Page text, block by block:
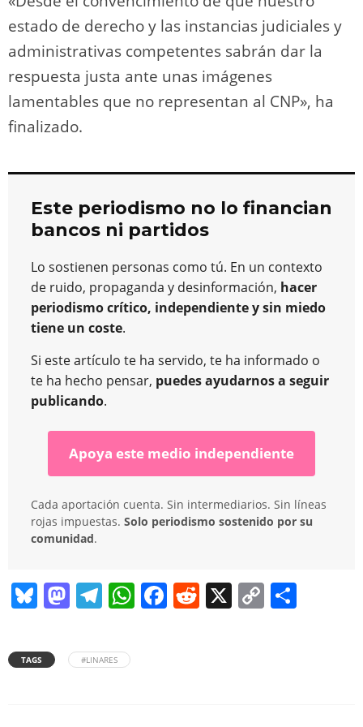
estado de derecho y las instancias judiciales y
administrativas competentes sabrán dar la
respuesta justa ante unas imágenes
lamentables que no representan al CNP», ha
finalizado.
Este periodismo no lo financian
bancos ni partidos
Lo sostienen personas como tú. En un contexto
de ruido, propaganda y desinformación, hacer
periodismo crítico, independiente y sin miedo
tiene un coste.
Si este artículo te ha servido, te ha informado o
te ha hecho pensar, puedes ayudarnos a seguir
publicando.
Apoya este medio independiente
Cada aportación cuenta. Sin intermediarios. Sin líneas
rojas impuestas. Solo periodismo sostenido por su
comunidad.
Bl
e
M
st
T
e
W F
R
X
C
TAGS #LINARES